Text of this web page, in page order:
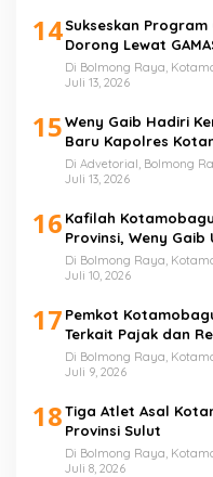
14Sukseskan
Dorong Lewat
Di Bolmong Raya,
Juli 13, 2026
15Weny Gaib Hadiri
Baru Kapolres
Di Advetorial, Bolmong
Juli 13, 2026
16 Kafilah
Provinsi, Weny Gaib
Di Bolmong Raya,
Juli 10, 2026
17 Pemkot
Terkait Pajak dan
Di Bolmong Raya,
Juli 9, 2026
18Tiga Atlet Asal
Provinsi Sulut
Di Bolmong Raya,
Juli 8, 2026